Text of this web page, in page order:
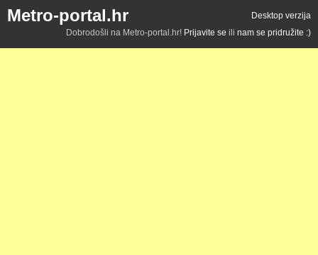
Metro-portal.hr
Desktop verzija
Dobrodošli na Metro-portal.hr! Prijavite se ili nam se pridružite :)